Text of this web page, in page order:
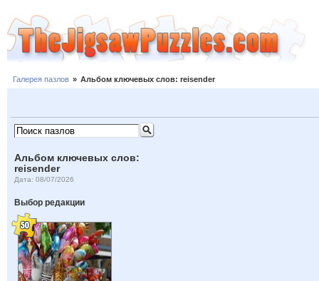
Галерея пазлов » Альбом ключевых слов: reisender
Альбом ключевых слов:
reisender
Дата: 08/07/2026
Выбор редакции